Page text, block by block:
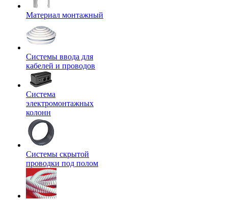
Материал монтажный
Системы ввода для
кабелей и проводов
Система
электромонтажных
колонн
Системы скрытой
проводки под полом